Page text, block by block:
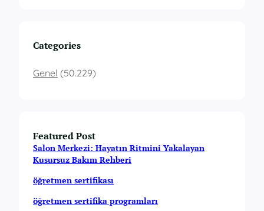
Categories
Genel (50.229)
Featured Post
Salon Merkezi: Hayatın Ritmini Yakalayan
Kusursuz Bakım Rehberi
öğretmen sertifikası
öğretmen sertifika programları